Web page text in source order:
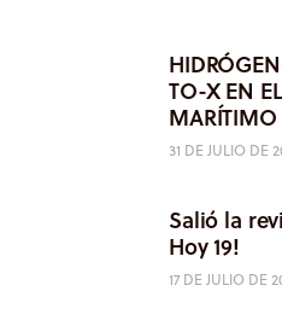
TO-X EN
MARÍTIMO
31 DE JULIO DE
Salió la
Hoy 19!
17 DE JULIO DE